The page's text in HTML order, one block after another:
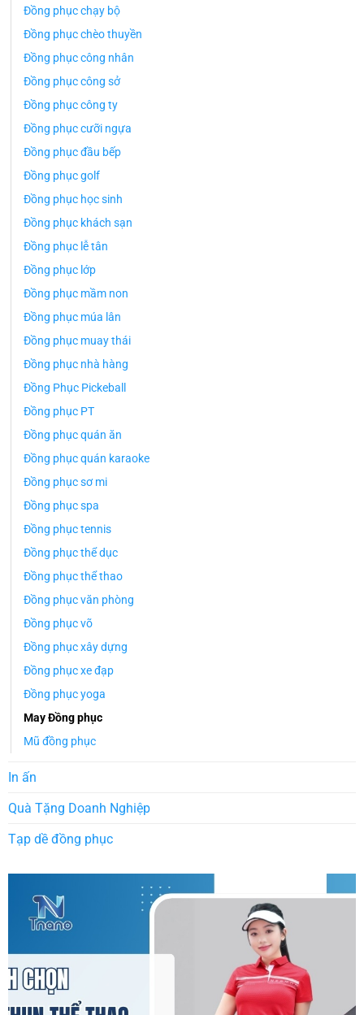
Đồng phục chạy bộ
Đồng phục chèo thuyền
Đồng phục công nhân
Đồng phục công sở
Đồng phục công ty
Đồng phục cưỡi ngựa
Đồng phục đầu bếp
Đồng phục golf
Đồng phục học sinh
Đồng phục khách sạn
Đồng phục lễ tân
Đồng phục lớp
Đồng phục mầm non
Đồng phục múa lân
Đồng phục muay thái
Đồng phục nhà hàng
Đồng Phục Pickeball
Đồng phục PT
Đồng phục quán ăn
Đồng phục quán karaoke
Đồng phục sơ mi
Đồng phục spa
Đồng phục tennis
Đồng phục thể dục
Đồng phục thể thao
Đồng phục văn phòng
Đồng phục võ
Đồng phục xây dựng
Đồng phục xe đạp
Đồng phục yoga
May Đồng phục
Mũ đồng phục
In ấn
Quà Tặng Doanh Nghiệp
Tạp dề đồng phục